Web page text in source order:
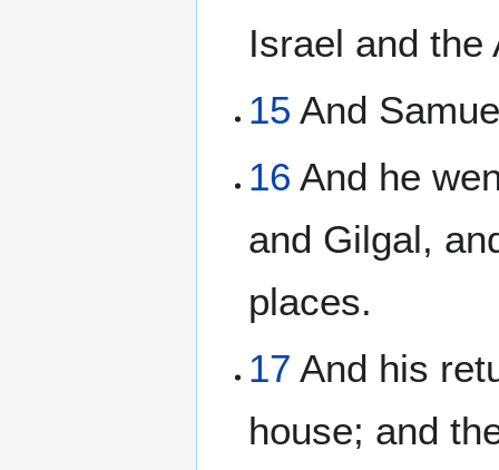
Israel and the
15 And
16 And he
and Gilgal,
places.
17 And his
house; and